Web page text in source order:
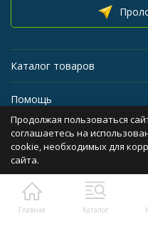
Главная Каталог
Каталог товаров
Помощь
Бренды
Политика персональных
Продолжая пользоваться
соглашаетесь на
cookie, необходимых для
сайта.